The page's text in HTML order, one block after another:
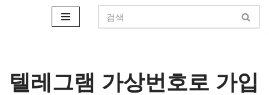
로
건
텔레그램 가상번호로 가입